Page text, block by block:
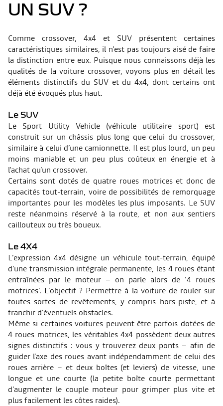
UN SUV ?
Comme crossover, 4x4 et SUV présentent certaines
caractéristiques similaires, il n’est pas toujours aisé de faire
la distinction entre eux. Puisque nous connaissons déjà les
qualités de la voiture crossover, voyons plus en détail les
éléments distinctifs du SUV et du 4x4, dont certains ont
déjà été évoqués plus haut.
Le SUV
Le Sport Utility Vehicle (véhicule utilitaire sport) est
construit sur un châssis plus long que celui du crossover,
similaire à celui d’une camionnette. Il est plus lourd, un peu
moins maniable et un peu plus coûteux en énergie et à
l’achat qu’un crossover.
Certains sont dotés de quatre roues motrices et donc de
capacités tout-terrain, voire de possibilités de remorquage
importantes pour les modèles les plus imposants. Le SUV
reste néanmoins réservé à la route, et non aux sentiers
caillouteux ou très boueux.
Le 4X4
L’expression 4x4 désigne un véhicule tout-terrain, équipé
d’une transmission intégrale permanente, les 4 roues étant
entraînées par le moteur – on parle alors de ‘4 roues
motrices’. L’objectif ? Permettre à la voiture de rouler sur
toutes sortes de revêtements, y compris hors-piste, et à
franchir d’éventuels obstacles.
Même si certaines voitures peuvent être parfois dotées de
4 roues motrices, les véritables 4x4 possèdent deux autres
signes distinctifs : vous y trouverez deux ponts – afin de
guider l’axe des roues avant indépendamment de celui des
roues arrière – et deux boîtes (et leviers) de vitesse, une
longue et une courte (la petite boîte courte permettant
d’augmenter le couple moteur pour grimper plus vite et
plus facilement les côtes raides).